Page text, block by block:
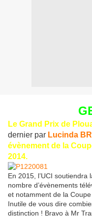
Le Grand Prix de
dernier par Lucinda
évènement de la
2014.
En 2015, l’UCI soutiendra
nombre d’évènements
et notamment de la
Inutile de vous dire
distinction ! Bravo à Mr